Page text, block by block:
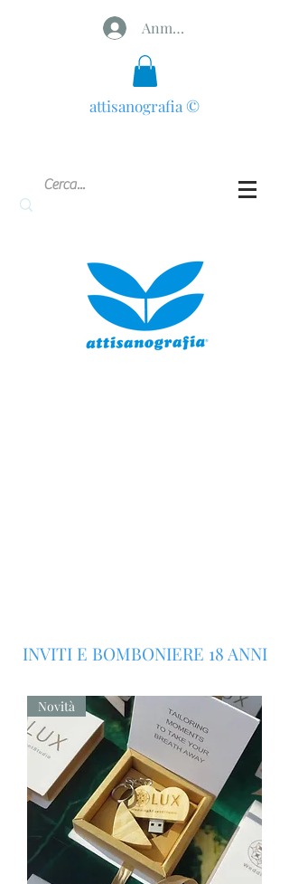
Anmelden
attisanografia ©
INVITI E BOMBONIERE 18 ANNI
Novità